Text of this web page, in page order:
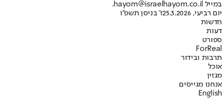
במייל hayom@israelhayom.co.il.
יום רביעי, 25.3.2026
ז' בניסן תשפ"ו
חדשות
דעות
ספורט
ForReal
תרבות ובידור
אוכל
מגזין
אנחנו מגייסים
English